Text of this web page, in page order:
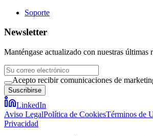
Soporte
Newsletter
Manténgase actualizado con nuestras últimas
Acepto recibir comunicaciones de
Suscribirse
LinkedIn
Aviso LegalPolítica de CookiesTérminos de
Privacidad